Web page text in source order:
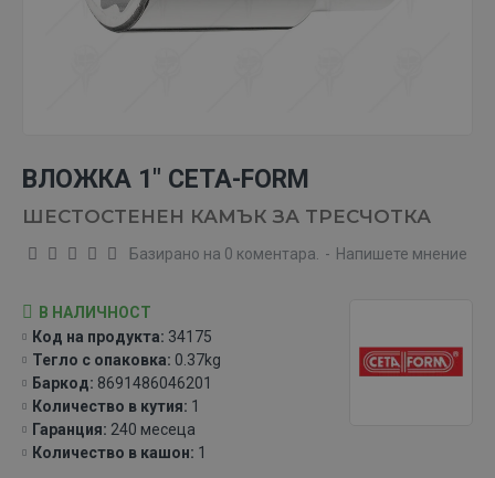
ВЛОЖКА 1" CETA-FORM
ШЕСТОСТЕНЕН КАМЪК ЗА ТРЕСЧОТКА
В НАЛИЧНОСТ
Код на продукта: 34175
Тегло с опаковка: 0.37kg
Баркод: 8691486046201
Количество в кашон: 1
Количество в кутия: 1
Гаранция: 240 месеца
Базирано на 0 коментара. - Напишете мнение